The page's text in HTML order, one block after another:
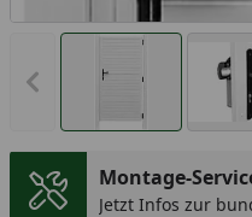
Vorheriges Bild
Montage-
Jetzt Infos zur